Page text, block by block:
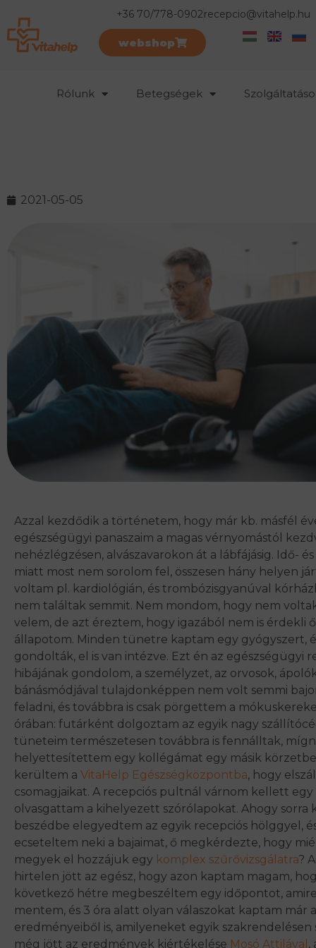
+36 70/778-0902recepcio@vitahelp.hu
webshop
Rólunk Betegségek
2021-05-05
Azzal kezdődik a történetem, hogy már kb. másfél
egészségügyi panaszaim a magas vérnyomástól
nehézlégzésen, alvászavarokon át a lábfájásig. Idő-
miatt most nem sorolom fel, összesen hány helyen
voltam pl. kardiológián, és trombózisgyanúval
nem találtak semmit. Nem mondom, hogy nem
velem, de azt éreztem, hogy igazából nem is érdekli
állapotom. Minden tünetre kaptam egy gyógyszert,
gondolták, el is van intézve. Ezt én az egészségügyi
hibájának gondolom, a személyzet, az orvosok,
bánásmódjával tulajdonképpen nem volt semmi
feladni, és továbbra is csak pörgettem a
órában: futárként dolgoztam az egyik nagy
tüneteim természetesen továbbra is fennálltak,
helyettesítettem egy kollégámat egy másik
kerültem a VitaHelp Egészségközpontba, hogy
csomagjaikat. A recepciós pultnál várnom kellett egy
olvasgattam a kihelyezett szórólapokat. Ahogy sorra
beszédbe elegyedtem az egyik recepciós hölggyel,
ecseteltem neki a bajaimat, ő megkérdezte, hogy
megyek el hozzájuk egy komplex szűrővizsgálatra?
hirtelen jött az egész, hogy azon kaptam magam,
következő hétre megbeszéltem egy időpontot,
mentem, és 3 óra alatt olyan válaszokat kaptam már
eredményeiből is, amilyeneket egyik szakrendelésen
még jött az eredmények kiértékelése Mosó Attilával ,